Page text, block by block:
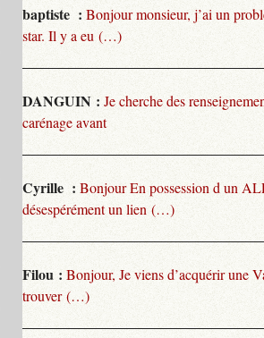
baptiste : Bonjour monsieur, j’ai un
star. Il y a eu (…)
DANGUIN : Je cherche des
carénage avant
Cyrille : Bonjour En possession d un
désespérément un lien (…)
Filou : Bonjour, Je viens d’acquérir une
trouver (…)